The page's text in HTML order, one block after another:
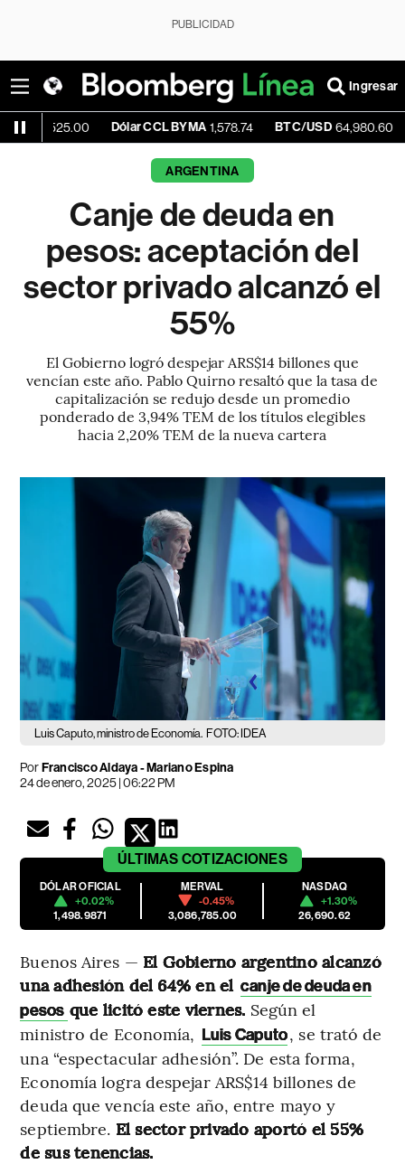
PUBLICIDAD
Ingresar
Dólar CCL BYMA 1,578.74 BTC/USD 64,980.60 +0.07%
ARGENTINA
Canje de deuda en
pesos: aceptación del
sector privado alcanzó el
55%
El Gobierno logró despejar ARS$14 billones que
vencían este año. Pablo Quirno resaltó que la tasa de
capitalización se redujo desde un promedio
ponderado de 3,94% TEM de los títulos elegibles
hacia 2,20% TEM de la nueva cartera
Luis Caputo, ministro de Economía. FOTO: IDEA
PorFrancisco Aldaya-Mariano Espina
24 de enero, 2025 | 06:22 PM
ÚLTIMAS COTIZACIONES
DÓLAR OFICIAL
+0.02%
1,498.9871
MERVAL
-0.45%
3,086,785.00
NASDAQ
+1.30%
26,690.62
Buenos Aires — El Gobierno argentino alcanzó
una adhesión del 64% en el canje de deuda en
pesos que licitó este viernes. Según el
ministro de Economía, Luis Caputo, se trató de
una “espectacular adhesión”. De esta forma,
Economía logra despejar ARS$14 billones de
deuda que vencía este año, entre mayo y
septiembre. El sector privado aportó el 55%
de sus tenencias.